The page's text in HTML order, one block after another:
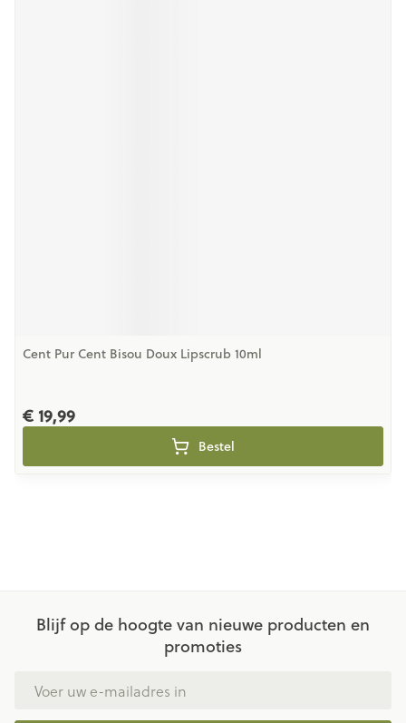
Cent Pur Cent Bisou Doux Lipscrub 10ml
€ 19,99
Bestel
Blijf op de hoogte van nieuwe producten en
promoties